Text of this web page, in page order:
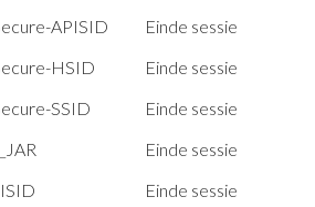
APISID
Einde sessie
HSID
Einde sessie
SSID
Einde sessie
Einde sessie
Einde sessie